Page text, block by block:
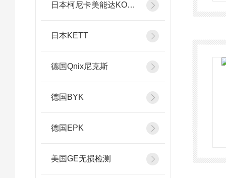
日本柯尼卡美能达KONICA MINOLTA
日本KETT
德国Qnix尼克斯
德国BYK
德国EPK
美国GE无损检测